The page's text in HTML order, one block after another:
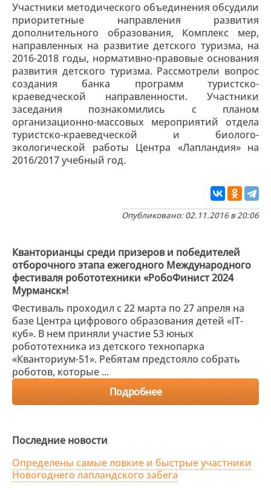
Участники методического объединения обсудили
приоритетные направления развития
дополнительного образования, Комплекс мер,
направленных на развитие детского туризма, на
2016-2018 годы, нормативно-правовые основания
развития детского туризма. Рассмотрели вопрос
создания банка программ туристско-
краеведческой направленности. Участники
заседания познакомились с планом
организационно-массовых мероприятий отдела
туристско-краеведческой и биолого-
экологической работы Центра «Лапландия» на
2016/2017 учебный год.
Опубликовано: 02.11.2016 в 20:06
Кванторианцы среди призеров и победителей
отборочного этапа ежегодного Международного
фестиваля робототехники «РобоФинист 2024
Мурманск»!
Фестиваль проходил с 22 марта по 27 апреля на
базе Центра цифрового образования детей «IT-
куб». В нем приняли участие 53 юных
робототехника из детского технопарка
«Кванториум-51». Ребятам предстояло собрать
роботов, которые ...
Подробнее
Последние новости
Определены самые ловкие и быстрые участники
Новогоднего лапландского забега